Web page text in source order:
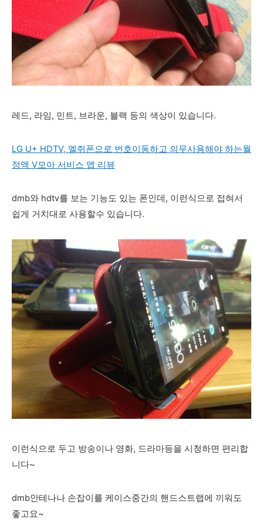
레드, 라임, 민트, 브라운, 블랙 등의 색상이 있습니다.
LG U+ HDTV, 엘쥐폰으로 번호이동하고 의무사용해야 하는월
정액 V모아 서비스 앱 리뷰
dmb와 hdtv를 보는 기능도 있는 폰인데, 이런식으로 접혀서
쉽게 거치대로 사용할수 있습니다.
이런식으로 두고 방송이나 영화, 드라마등을 시청하면 편리합
니다~
dmb안테나나 손잡이를 케이스중간의 핸드스트랩에 끼워도
좋고요~